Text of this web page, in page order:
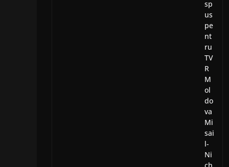
sp
us
pe
nt
ru
TV
R
M
ol
do
va
Mi
sai
l-
Ni